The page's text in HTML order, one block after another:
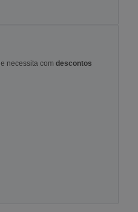
necessita com descontos